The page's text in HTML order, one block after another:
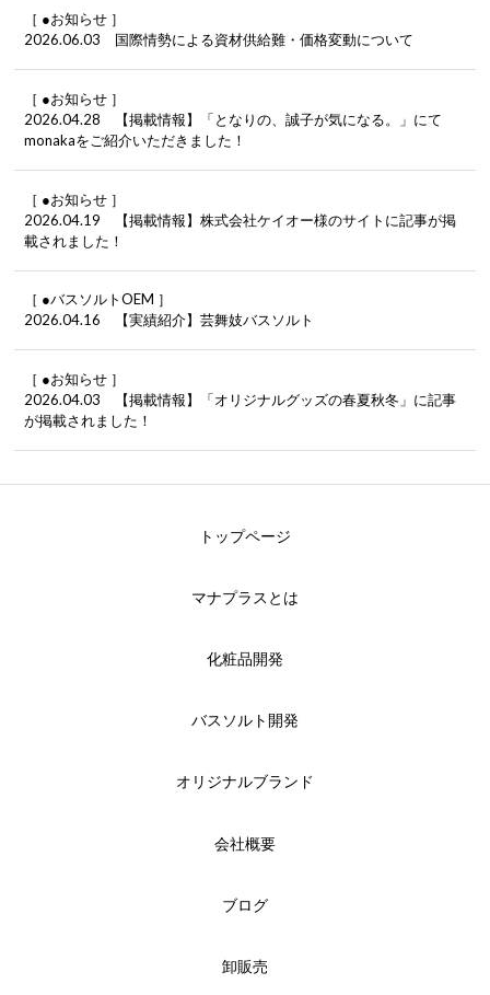
［ ●お知らせ ］
2026.06.03 国際情勢による資材供給難・価格変動について
［ ●お知らせ ］
2026.04.28 【掲載情報】「となりの、誠子が気になる。」にて
monakaをご紹介いただきました！
［ ●お知らせ ］
2026.04.19 【掲載情報】株式会社ケイオー様のサイトに記事が掲
載されました！
［ ●バスソルトOEM ］
2026.04.16 【実績紹介】芸舞妓バスソルト
［ ●お知らせ ］
2026.04.03 【掲載情報】「オリジナルグッズの春夏秋冬」に記事
が掲載されました！
トップページ
マナプラスとは
化粧品開発
バスソルト開発
オリジナルブランド
会社概要
ブログ
卸販売